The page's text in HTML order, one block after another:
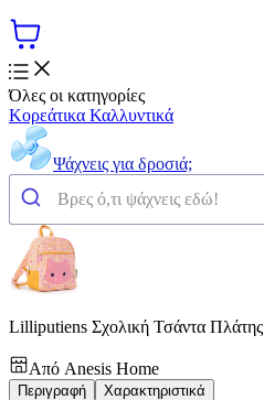
Όλες οι κατηγορίες
Κορεάτικα Καλλυντικά
Ψάχνεις για δροσιά;
Lilliputiens Σχολική Τσάντα Πλάτης
Από Anesis Home
Περιγραφή Χαρακτηριστικά